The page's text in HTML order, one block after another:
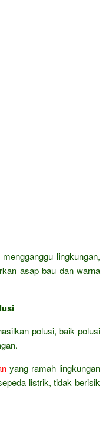
lingkungan,
asap bau dan warna
polusi, baik polusi
yang ramah lingkungan
listrik, tidak berisik